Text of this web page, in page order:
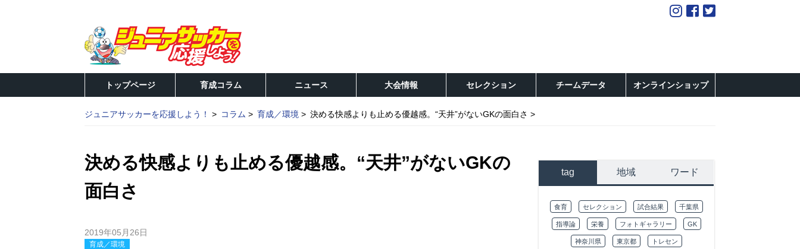
トップページ 育成コラム ニュース 大会情報 セレクション チームデータ オンラインショップ
ジュニアサッカーを応援しよう！ コラム 育成／環境 決める快感よりも止める優越感。“天井”がないGKの面白さ
決める快感よりも止める優越感。“天井”がないGKの
面白さ
2019年05月26日
育成／環境
tag 地域 ワード
食育 セレクション 試合結果 千葉県
指導論 栄養 フォトギャラリー GK
神奈川県 東京都 トレセン